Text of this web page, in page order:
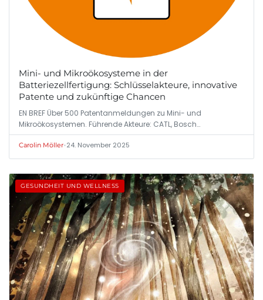
Mini- und Mikroökosysteme in der
Batteriezellfertigung: Schlüsselakteure, innovative
Patente und zukünftige Chancen
EN BREF Über 500 Patentanmeldungen zu Mini- und
Mikroökosystemen. Führende Akteure: CATL, Bosch…
Carolin Möller•24. November 2025
GESUNDHEIT UND WELLNESS